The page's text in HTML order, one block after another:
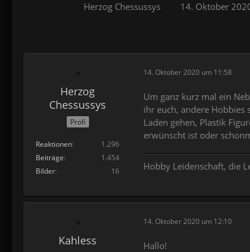
Herzog Chessussys 14. Oktober
Herzog
Chessussys
Profi
Reaktionen
1.296
Beiträge
1.454
Bilder
16
14. Oktober 2020 um 11:58
Um ganz kurz mal ein
ihr euch, andere Hobbies
Laden gehen, Plastik
erwünscht ist oder
Hobby Leidenschaft, die
Kahless
14. Oktober 2020 um 12:10
Hallo!